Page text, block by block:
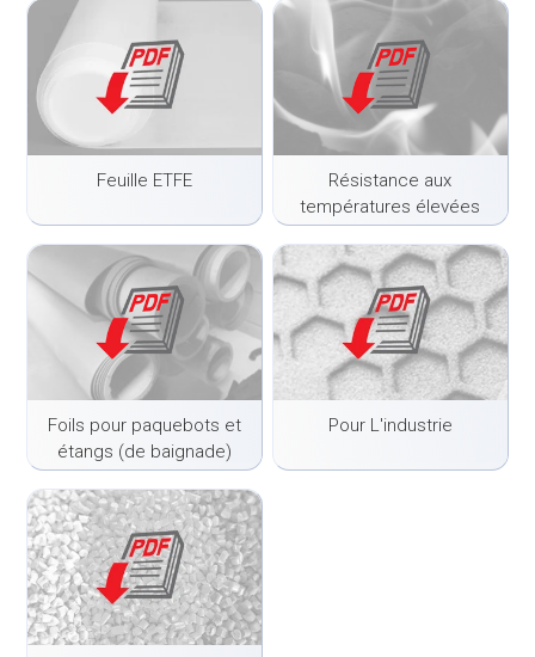
Feuille ETFE
Résistance aux
températures élevées
Foils pour paquebots et
étangs (de baignade)
Pour L'industrie